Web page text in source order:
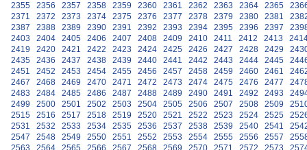
2355
2356 2357 2358 2359 2360 2361 2362 2363 2364 2365
2371
2372 2373 2374 2375 2376 2377 2378 2379 2380 2381
2387
2388 2389 2390 2391 2392 2393 2394 2395 2396 2397
2403
2404 2405 2406 2407 2408 2409 2410 2411 2412 2413
2419
2420 2421 2422 2423 2424 2425 2426 2427 2428 2429
2435
2436 2437 2438 2439 2440 2441 2442 2443 2444 2445
2451
2452 2453 2454 2455 2456 2457 2458 2459 2460 2461
2467
2468 2469 2470 2471 2472 2473 2474 2475 2476 2477
2483
2484 2485 2486 2487 2488 2489 2490 2491 2492 2493
2499
2500 2501 2502 2503 2504 2505 2506 2507 2508 2509
2515
2516 2517 2518 2519 2520 2521 2522 2523 2524 2525
2531
2532 2533 2534 2535 2536 2537 2538 2539 2540 2541
2547
2548 2549 2550 2551 2552 2553 2554 2555 2556 2557
2563
2564 2565 2566 2567 2568 2569 2570 2571 2572 2573